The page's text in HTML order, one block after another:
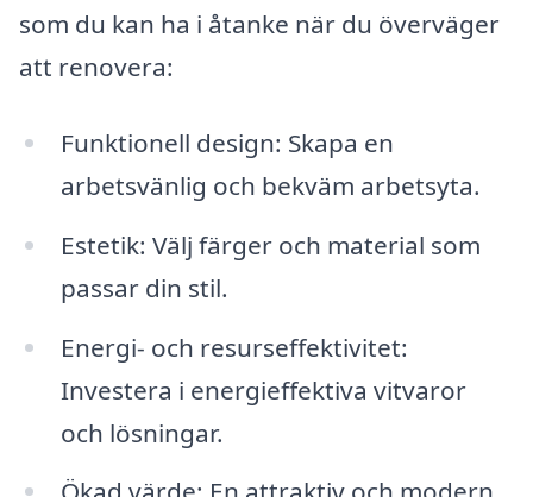
som du kan ha i åtanke när du överväger
att renovera:
Funktionell design: Skapa en
arbetsvänlig och bekväm arbetsyta.
Estetik: Välj färger och material som
passar din stil.
Energi- och resurseffektivitet:
Investera i energieffektiva vitvaror
och lösningar.